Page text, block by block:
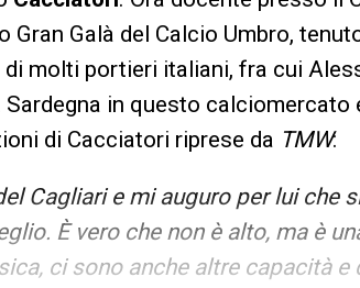
Gran Galà del Calcio Umbro,
molti portieri italiani, fra cui
in questo calciomercato
di Cacciatori riprese da TMW:
Cagliari e mi auguro per lui che
È vero che non è alto, ma è
ci sono anche altre capacità e